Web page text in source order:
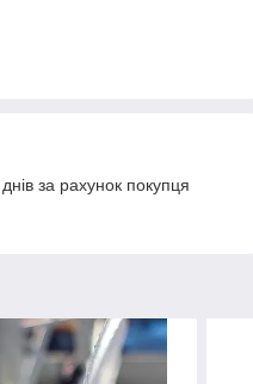
за рахунок покупця